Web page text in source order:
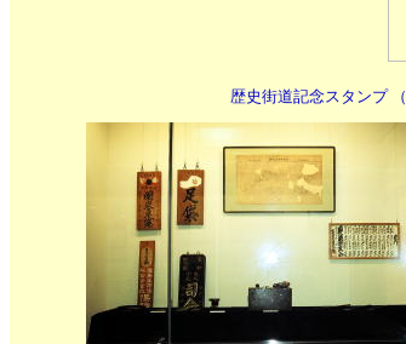
歴史街道記念スタンプ （